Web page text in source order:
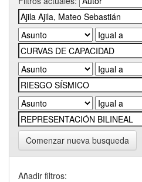
Comenzar nueva busqueda
Añadir filtros: